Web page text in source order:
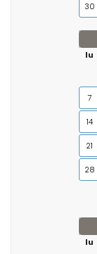
30
lu
7
14
21
28
lu